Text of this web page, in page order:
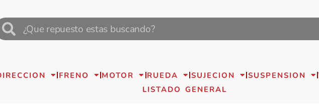
FRENO MOTOR RUEDA SUJECION SUSPENSION
LISTADO GENERAL